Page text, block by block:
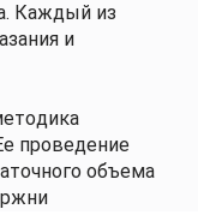
Каждый из
и
проведение
объема